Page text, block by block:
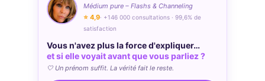
Médium pure – Flashs & Channeling
⭐ 4,9· +146 000 consultations · 99,6% de
satisfaction
Vous n'avez plus la force d'expliquer…
et si elle voyait avant que vous parliez ?
🤍 Un prénom suffit. La vérité fait le reste.